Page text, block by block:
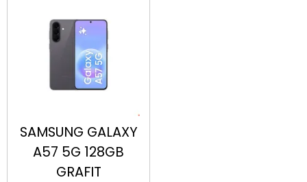
SAMSUNG GALAXY
A57 5G 128GB
GRAFIT